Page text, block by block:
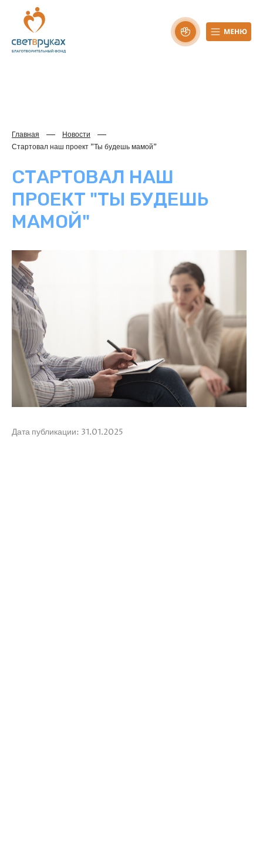
Главная
Новости
Стартовал наш проект "Ты будешь мамой"
СТАРТОВАЛ НАШ
ПРОЕКТ "ТЫ БУДЕШЬ
МАМОЙ"
Дата публикации: 31.01.2025